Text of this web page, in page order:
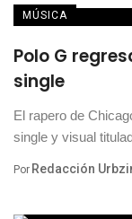
MÚSICA
Polo G
single
El rapero de
single y visual
Por Redacción